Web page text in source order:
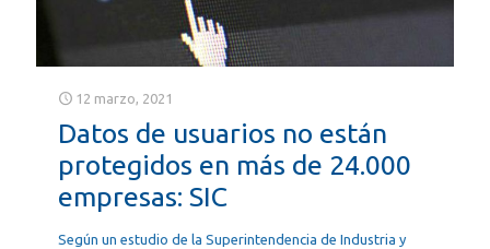
12 marzo, 2021
Datos de usuarios no están
protegidos en más de 24.000
empresas: SIC
Según un estudio de la Superintendencia de Industria y